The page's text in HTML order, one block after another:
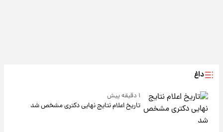
داغ
۱ دقیقه پیش
تاریخ اعلام نتایج نهایی دکتری مشخص شد